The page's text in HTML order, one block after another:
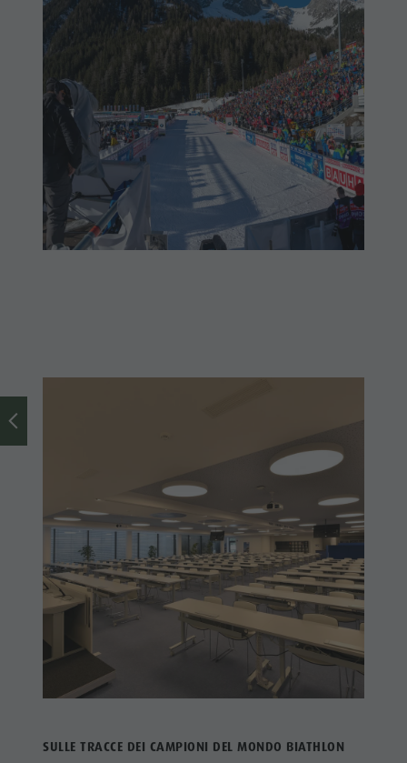
Punti
d'acqua
Home
Discover
Sports &
activitites
Planning &
SULLE TRACCE DEI CAMPIONI DEL MONDO BIATHLON